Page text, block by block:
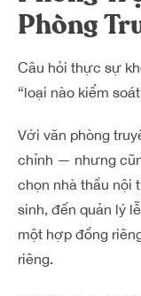
Phòng
Câu hỏi thực sự
“loại nào kiểm
Với văn phòng
chỉnh — nhưng
chọn nhà thầu nội
sinh, đến quản lý
một hợp đồng
riêng.